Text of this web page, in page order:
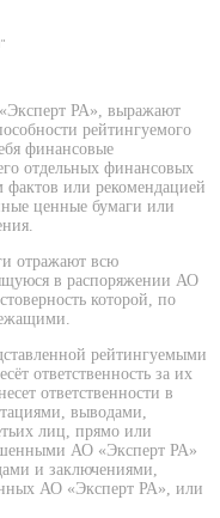
РА», выражают
рейтингуемого
финансовые
отдельных финансовых
фактов или рекомендацией
ценные бумаги или
отражают всю
в распоряжении АО
которой, по
рейтингуемыми
ответственность за их
ответственности в
выводами,
лиц, прямо или
АО «Эксперт РА»
и заключениями,
АО «Эксперт РА», или